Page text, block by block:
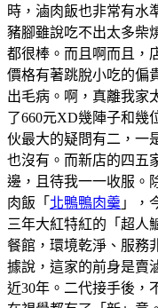
時，滷肉飯也非常有水
豬腳雖說吃不出太多柴
都很棒。而且啊而且，
價格有著跳脫小吃的偏
出毛病。啊，真離我家
了660元XD幾陣子和幾
伙最大的疑問有二，一
也沒有。而新店的四五
邊，且待我一一收服。
肉飯「 北鴨鴨肉羹 」，
三年大紅特紅的「超人
餐館，環境乾淨、服務
據說，這家的前身是賣
近30年。二代接手後，